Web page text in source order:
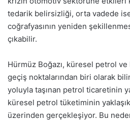
tedarik belirsizliği, orta vadede
coğrafyasının yeniden
çıkabilir.
Hürmüz Boğazı, küresel petrol
geçiş noktalarından biri olarak
yoluyla taşınan petrol ticaretinin
küresel petrol tüketiminin
üzerinden gerçekleşiyor. Bu